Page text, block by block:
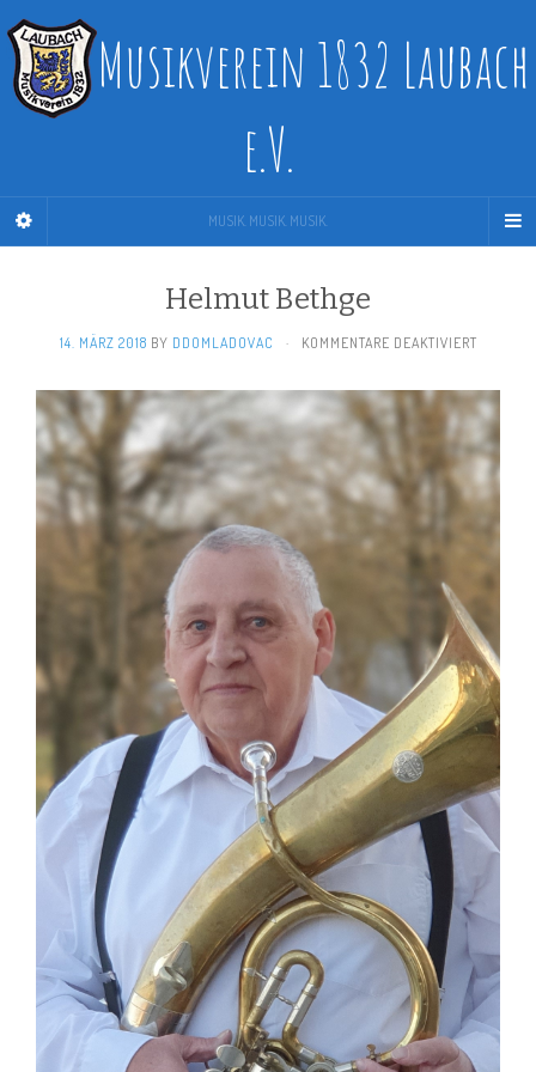
Musikverein 1832 Laubach
e.V.
MUSIK. MUSIK. MUSIK.
Helmut Bethge
14. MÄRZ 2018 BY DDOMLADOVAC · KOMMENTARE DEAKTIVIERTFÜR
BETHGE